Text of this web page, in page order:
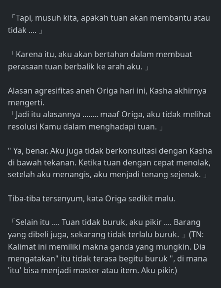
「 Tapi, musuh kita, apakah tuan akan membantu atau
tidak ....
」
「 Karena itu, aku akan bertahan dalam membuat
perasaan tuan berbalik ke arah aku.
」
Alasan agresifitas aneh Origa hari ini, Kasha akhirnya
mengerti.
「 Jadi itu alasannya ........ maaf Origa, aku tidak melihat
resolusi Kamu dalam menghadapi tuan.
」
" Ya, benar. Aku juga tidak berkonsultasi dengan Kasha
di bawah tekanan. Ketika tuan dengan cepat menolak,
setelah aku menangis, aku menjadi tenang sejenak.
」
Tiba-tiba tersenyum, kata Origa sedikit malu.
「 Selain itu .... Tuan tidak buruk, aku pikir .... Barang
yang dibeli juga, sekarang tidak terlalu buruk.
」 (TN:
Kalimat ini memiliki makna ganda yang mungkin. Dia
mengatakan" itu tidak terasa begitu buruk ", di mana
'itu' bisa menjadi master atau item. Aku pikir.)